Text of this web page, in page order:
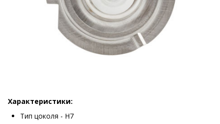
Характеристики:
Тип цоколя - H7